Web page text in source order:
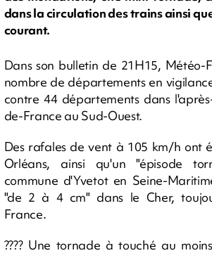
dans la circulation des trains ainsi
courant.
Dans son bulletin de 21H15,
nombre de départements en
contre 44 départements dans
de-France au Sud-Ouest.
Des rafales de vent à 105 km/h ont
Orléans, ainsi qu'un "épisode
commune d'Yvetot en Seine-
"de 2 à 4 cm" dans le Cher,
France.
????️ Une tornade à touché au